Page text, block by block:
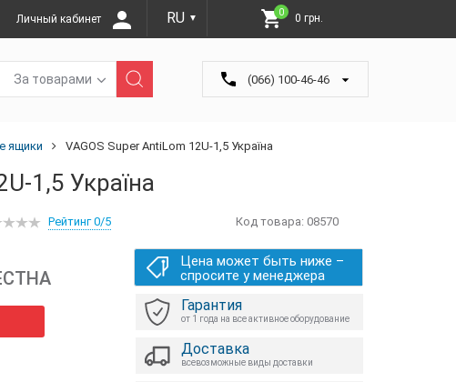
Личный кабинет RU ▼
0 0 грн.
За товарами (066) 100-46-46
ящики VAGOS Super AntiLom 12U-1,5 Україна
1,5 Україна
Код товара: 08570
Рейтинг 0/5
Цена может быть ниже –
спросите у менеджера
Гарантия
от 1 года на все активное оборудование
Доставка
всевозможные виды доставки